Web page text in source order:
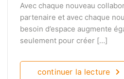
Avec chaque nouveau
partenaire et avec chaque
besoin d’espace augmente
seulement pour créer […]
continuer la lecture